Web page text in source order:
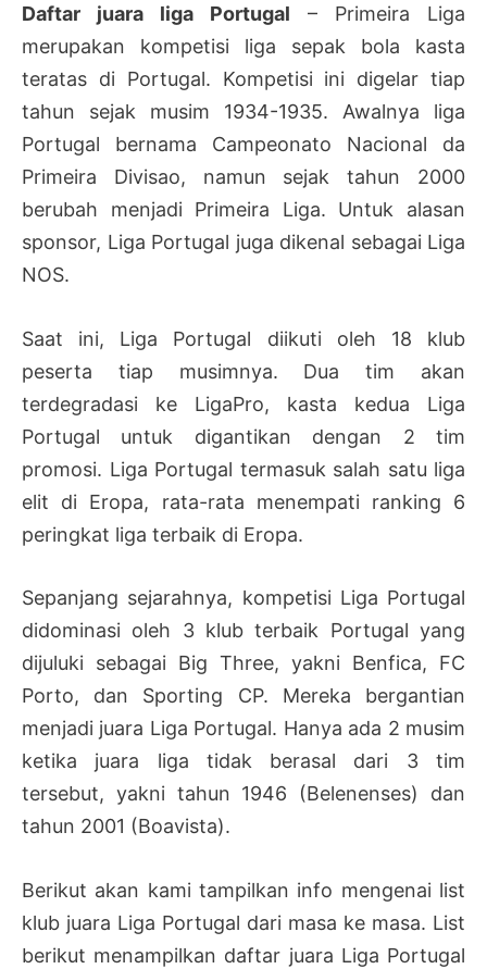
Daftar juara liga Portugal – Primeira Liga
merupakan kompetisi liga sepak bola kasta
teratas di Portugal. Kompetisi ini digelar tiap
tahun sejak musim 1934-1935. Awalnya liga
Portugal bernama Campeonato Nacional da
Primeira Divisao, namun sejak tahun 2000
berubah menjadi Primeira Liga. Untuk alasan
sponsor, Liga Portugal juga dikenal sebagai Liga
NOS.
Saat ini, Liga Portugal diikuti oleh 18 klub
peserta tiap musimnya. Dua tim akan
terdegradasi ke LigaPro, kasta kedua Liga
Portugal untuk digantikan dengan 2 tim
promosi. Liga Portugal termasuk salah satu liga
elit di Eropa, rata-rata menempati ranking 6
peringkat liga terbaik di Eropa.
Sepanjang sejarahnya, kompetisi Liga Portugal
didominasi oleh 3 klub terbaik Portugal yang
dijuluki sebagai Big Three, yakni Benfica, FC
Porto, dan Sporting CP. Mereka bergantian
menjadi juara Liga Portugal. Hanya ada 2 musim
ketika juara liga tidak berasal dari 3 tim
tersebut, yakni tahun 1946 (Belenenses) dan
tahun 2001 (Boavista).
Berikut akan kami tampilkan info mengenai list
klub juara Liga Portugal dari masa ke masa. List
berikut menampilkan daftar juara Liga Portugal